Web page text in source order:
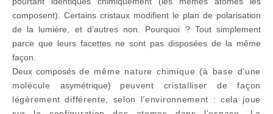
composent). Certains cristaux modifient le plan de polarisation
de la lumière, et d’autres non. Pourquoi ? Tout simplement
parce que leurs facettes ne sont pas disposées de la même
façon.
Deux composés de même nature chimique (à base d’une
molécule asymétrique) peuvent cristalliser de façon
légèrement différente, selon l’environnement : cela joue